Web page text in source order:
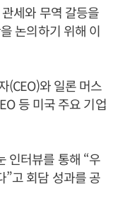
세와 무역 갈등을
논의하기 위해 이
(CEO)와 일론 머스
등 미국 주요 기업
인터뷰를 통해 “우
”고 회담 성과를 공